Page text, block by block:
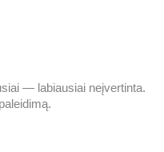
— labiausiai neįvertinta.